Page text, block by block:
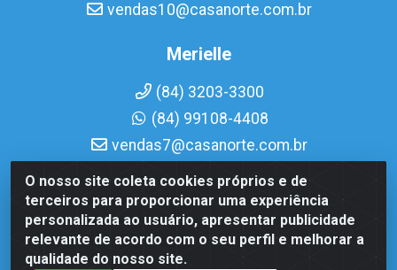
O nosso site coleta cookies próprios e de
terceiros para proporcionar uma experiência
personalizada ao usuário, apresentar publicidade
relevante de acordo com o seu perfil e melhorar a
qualidade do nosso site.
vendas10@casanorte.com.br
Merielle
(84) 3203-3300
(84) 99108-4408
vendas7@casanorte.com.br
Casa Norte LTDA - Av. Interventor Mário Câmara, 1815 -
Dix-Sept Rosado, Natal/RN - CEP 59054-600 - CNPJ
08.713.513/0001-51